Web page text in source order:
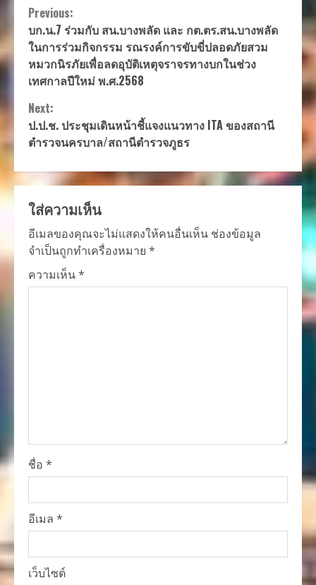
Continue
Reading
Previous:
บก.น.7 ร่วมกับ สน.บางพลัด และ กต.ตร.สน.บางพลัด
ในการร่วมกิจกรรม รณรงค์การขับขี่ปลอดภัยสวม
หมวกนิรภัยเพื่อลดอุบัติเหตุจราจรทางบกในช่วง
เทศกาลปีใหม่ พ.ศ.2568
Next:
ป.ป.ช. ประชุมเดินหน้าชี้แจงแนวทาง ITA ของสถานี
ตำรวจนครบาล/สถานีตำรวจภูธร
ใส่ความเห็น
อีเมลของคุณจะไม่แสดงให้คนอื่นเห็น ช่องข้อมูล
จำเป็นถูกทำเครื่องหมาย *
ความเห็น*
ชื่อ *
อีเมล *
เว็บไซต์